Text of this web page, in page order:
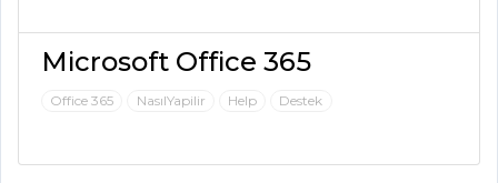
Microsoft Office 365
Office 365 NasılYapilir Help Destek